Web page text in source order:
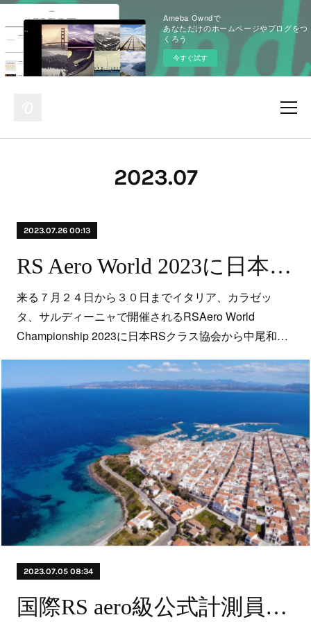
Ameba Owndで
あなただけのホームページやブログをつ
くろう
今すぐ試す
2023.07
2023.07.26 00:13
RS Aero World 2023に日本から３名が参戦
来る７月２４日から３０日までイタリア、カラゼッ
タ、サルディーニャで開催されるRSAero World
Championship 2023に日本RSクラス協会から中尾和…
2023.07.05 08:34
国際RS aero級公式計測員（新規）講習会のご案内（8/21月）